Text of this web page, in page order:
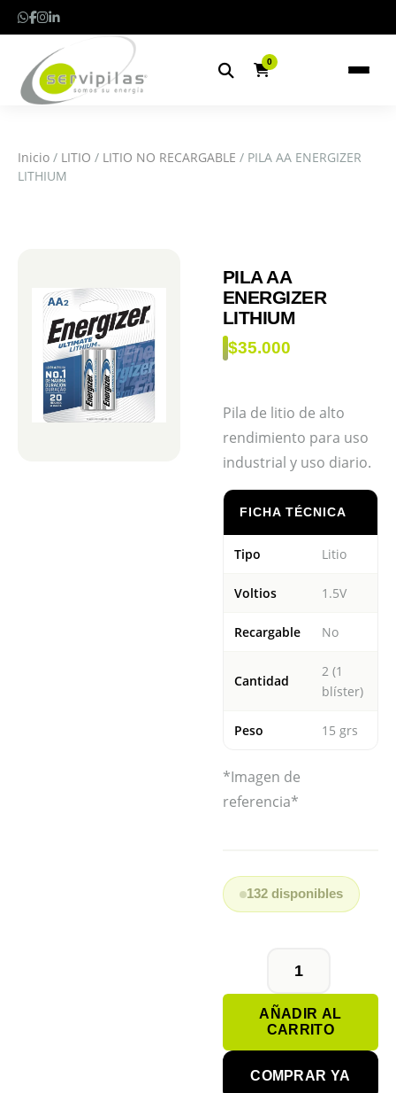
0
Inicio / LITIO / LITIO NO RECARGABLE / PILA AA ENERGIZER
LITHIUM
PILA AA
ENERGIZER
LITHIUM
$35.000
Pila de litio de alto
rendimiento para uso
industrial y uso diario.
FICHA TÉCNICA
Tipo Litio
Voltios 1.5V
Recargable No
Cantidad
2 (1
blíster)
Peso 15 grs
*Imagen de
referencia*
132 disponibles
PILA
AA
ENERGIZER
LITHIUM
cantidad
AÑADIR AL
CARRITO
COMPRAR YA